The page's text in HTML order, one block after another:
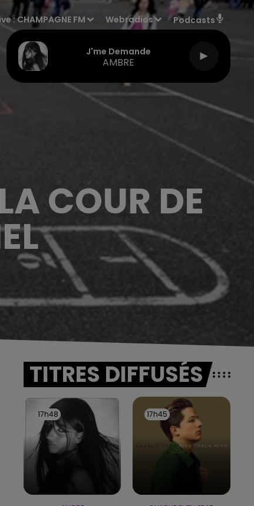
:CHAMPAGNE FM Webradios Podcasts
J'me Demande
AMBRE
COUR DE
TITRES DIFFUSÉS
17h48
17h48 17h45
17h45